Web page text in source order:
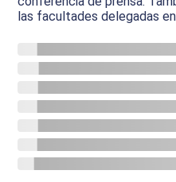
las facultades delegadas